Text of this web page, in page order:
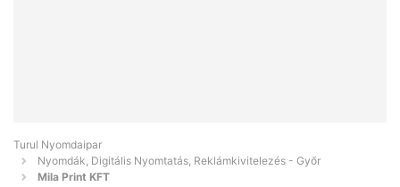
Turul Nyomdaipar
Nyomdák, Digitális Nyomtatás, Reklámkivitelezés - Győr
Mila Print KFT